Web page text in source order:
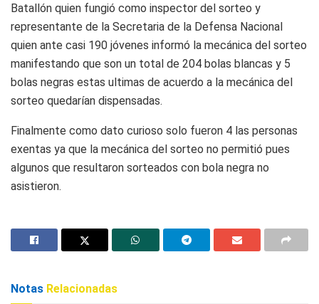
Batallón quien fungió como inspector del sorteo y
representante de la Secretaria de la Defensa Nacional
quien ante casi 190 jóvenes informó la mecánica del sorteo
manifestando que son un total de 204 bolas blancas y 5
bolas negras estas ultimas de acuerdo a la mecánica del
sorteo quedarían dispensadas.
Finalmente como dato curioso solo fueron 4 las personas
exentas ya que la mecánica del sorteo no permitió pues
algunos que resultaron sorteados con bola negra no
asistieron.
Notas Relacionadas